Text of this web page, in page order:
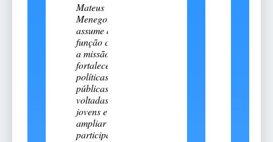
Mateus
Menegotto
assume a
função com
a missão de
fortalecer
políticas
públicas
voltadas aos
jovens e
ampliar sua
participação